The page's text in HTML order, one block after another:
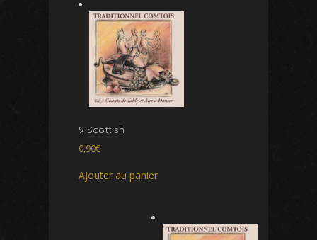
9 Scottish
0,90€
Ajouter au panier